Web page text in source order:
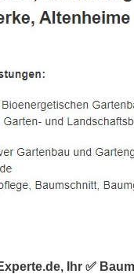
Ihr ✅